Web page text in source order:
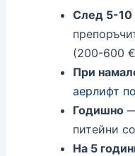
След 5-10
(200-600
При
аерлифт
Годишно—
питейни
На 5